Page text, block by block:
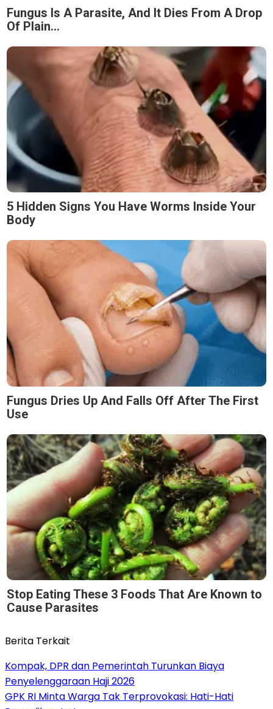
Fungus Is A Parasite, And It Dies From A Drop
Of Plain...
5 Hidden Signs You Have Worms Inside Your
Body
Fungus Dries Up And Falls Off After The First
Use
Stop Eating These 3 Foods That Are Known to
Cause Parasites
Berita Terkait
Kompak, DPR dan Pemerintah Turunkan Biaya
Penyelenggaraan Haji 2026
GPK RI Minta Warga Tak Terprovokasi: Hati-Hati